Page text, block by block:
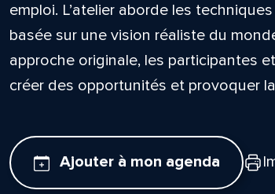
emploi. L’atelier aborde les
basée sur une vision réaliste du
approche originale, les participantes
créer des opportunités et provoquer
Ajouter à mon agenda